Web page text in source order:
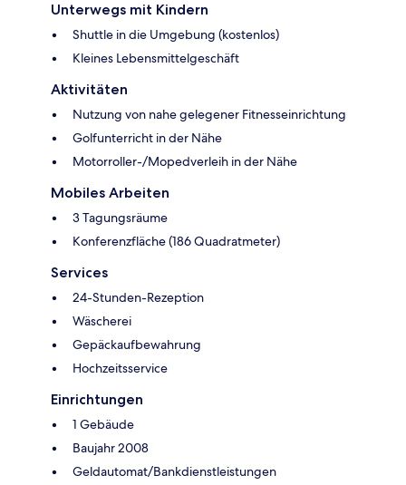
Unterwegs mit Kindern
Shuttle in die Umgebung (kostenlos)
Kleines Lebensmittelgeschäft
Aktivitäten
Nutzung von nahe gelegener Fitnesseinrichtung
Golfunterricht in der Nähe
Motorroller-/Mopedverleih in der Nähe
Mobiles Arbeiten
3 Tagungsräume
Konferenzfläche (186 Quadratmeter)
Services
24-Stunden-Rezeption
Wäscherei
Gepäckaufbewahrung
Hochzeitsservice
Einrichtungen
1 Gebäude
Baujahr 2008
Geldautomat/Bankdienstleistungen